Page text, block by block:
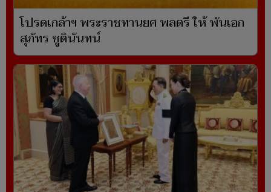
โปรดเกล้าฯ พระราชทานยศ พลตรี ให้ พันเอก
สุภัทร ชูตินันทน์